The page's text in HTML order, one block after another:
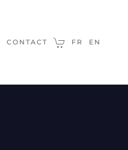
CONTACT FR EN